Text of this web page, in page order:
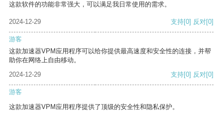
这款软件的功能非常强大，可以满足我日常使用的需求。
2024-12-29 支持[0] 反对[0]
游客
这款加速器VPM应用程序可以给你提供最高速度和安全性的连接，并帮
助你在网络上自由移动。
2024-12-29
支持[0] 反对[0]
游客
这款加速器VPM应用程序提供了顶级的安全性和隐私保护。